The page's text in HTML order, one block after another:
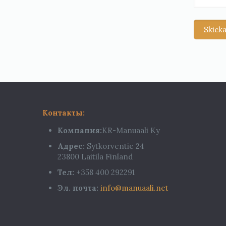
Контакты:
Компания:KR-Manuaali Ky
Адрес: Sytkorventie 24
23800 Laitila Finland
Тел: +358 400 292291
Эл. почта: info@manuaali.net